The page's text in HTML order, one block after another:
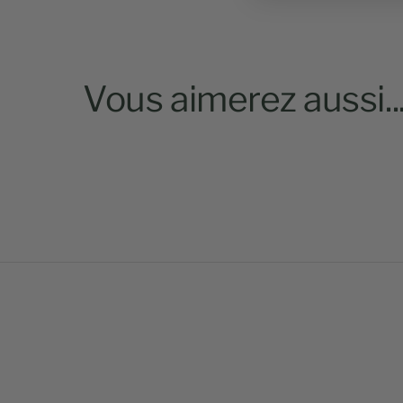
Vous aimerez